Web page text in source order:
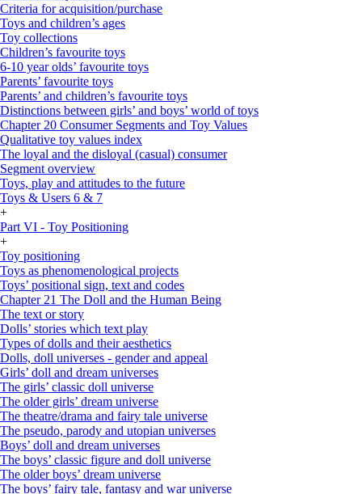
Criteria for acquisition/purchase
Toys and children’s ages
Toy collections
Children’s favourite toys
6-10 year olds’ favourite toys
Parents’ favourite toys
Parents’ and children’s favourite toys
Distinctions between girls’ and boys’ world of toys
Chapter 20 Consumer Segments and Toy Values
Qualitative toy values index
The loyal and the disloyal (casual) consumer
Segment overview
Toys, play and attitudes to the future
Toys & Users 6 & 7
+
Part VI - Toy Positioning
+
Toy positioning
Toys as phenomenological projects
Toys’ positional sign, text and codes
Chapter 21 The Doll and the Human Being
The text or story
Dolls’ stories which text play
Types of dolls and their aesthetics
Dolls, doll universes - gender and appeal
Girls’ doll and dream universes
The girls’ classic doll universe
The older girls’ dream universe
The theatre/drama and fairy tale universe
The pseudo, parody and utopian universes
Boys’ doll and dream universes
The boys’ classic figure and doll universe
The older boys’ dream universe
The boys’ fairy tale, fantasy and war universe